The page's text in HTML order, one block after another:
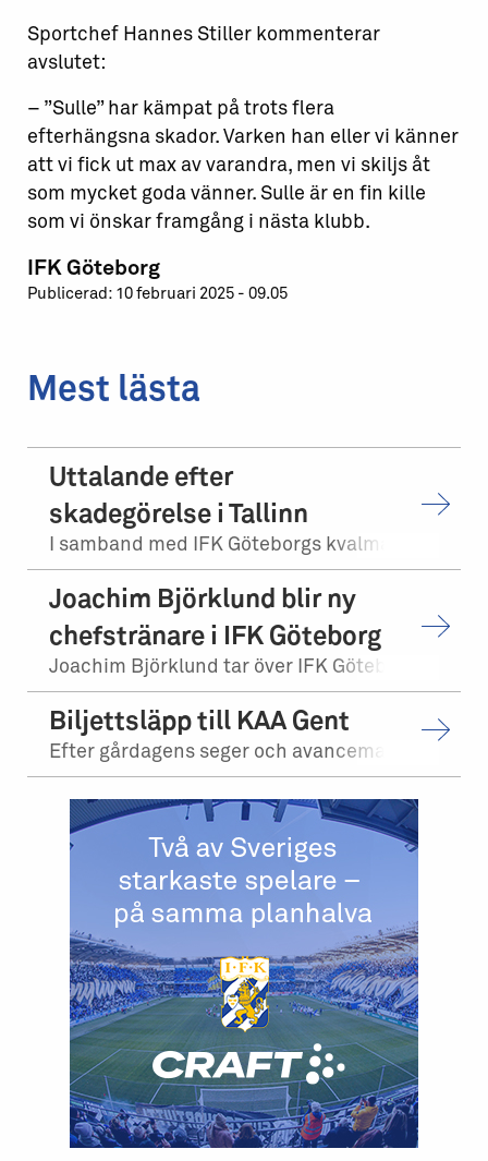
Sportchef Hannes Stiller kommenterar
avslutet:
– ”Sulle” har kämpat på trots flera
efterhängsna skador. Varken han eller vi känner
att vi fick ut max av varandra, men vi skiljs åt
som mycket goda vänner. Sulle är en fin kille
som vi önskar framgång i nästa klubb.
IFK Göteborg
Publicerad: 10 februari 2025 - 09.05
Mest lästa
Uttalande efter
skadegörelse i Tallinn
Joachim Björklund blir ny
chefstränare i IFK Göteborg
Biljettsläpp till KAA Gent